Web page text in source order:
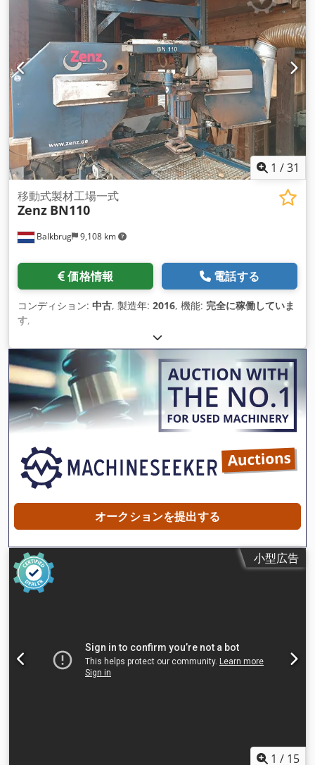
1 /31
Balkbrug 9,108 km
移動式製材工場一式
Zenz BN110
価格情報 電話する
コンディション: 中古, 製造年: 2016, 機能: 完全に稼働していま
す,
オークションを提出する
小型広告
1 / 15